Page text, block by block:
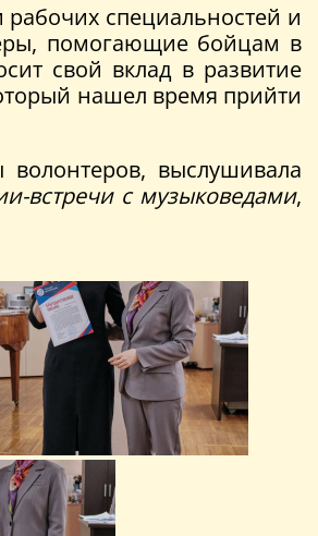
специальностей и
помогающие бойцам в
свой вклад в развитие
нашел время прийти
выслушивала
встречи с музыковедами,